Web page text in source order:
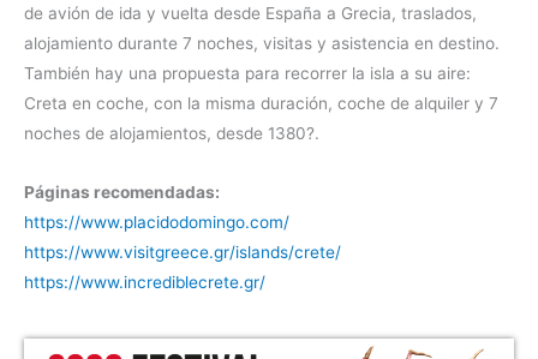
de avión de ida y vuelta desde España a Grecia, traslados,
alojamiento durante 7 noches, visitas y asistencia en destino.
También hay una propuesta para recorrer la isla a su aire:
Creta en coche, con la misma duración, coche de alquiler y 7
noches de alojamientos, desde 1380?.
Páginas recomendadas:
https://www.placidodomingo.com/
https://www.visitgreece.gr/islands/crete/
https://www.incrediblecrete.gr/